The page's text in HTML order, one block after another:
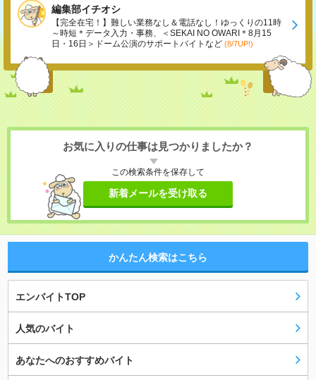
編集部イチオシ
【完全在宅！】難しい業務なし＆電話なし！ゆっくりの11時
～時短＊データ入力・事務、＜SEKAI NO OWARI＊8月15
日・16日＞ドーム公演のサポートバイトなど (8/7UP!)
お気に入りの仕事は見つかりましたか？
この検索条件を保存して
新着メールを受け取る
かんたん検索はこちら
エンバイトTOP
人気のバイト
あなたへのおすすめバイト